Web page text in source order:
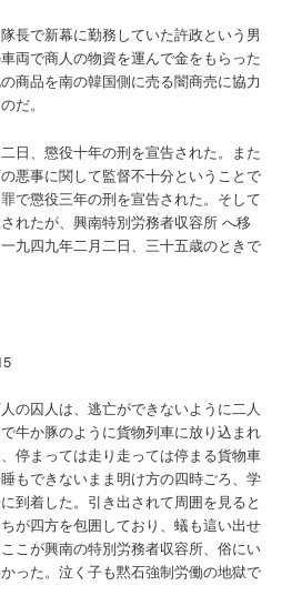
長で新幕に勤務していた許政という男
両で商人の物資を運んで金をもらった
商品を南の韓国側に売る闇商売に協力
だ。
日、懲役十年の刑を宣告された。また
悪事に関して監督不十分ということで
で懲役三年の刑を宣告された。そして
れたが、興南特別労務者収容所 へ移
九四九年二月二日、三十五歳のときで
の囚人は、逃亡ができないように二人
牛か豚のように貨物列車に放り込まれ
停まっては走り走っては停まる貨物車
もできないまま明け方の四時ごろ、学
到着した。引き出されて周囲を見ると
が四方を包囲しており、蟻も這い出せ
こが興南の特別労務者収容所、俗にい
った。泣く子も黙石強制労働の地獄で